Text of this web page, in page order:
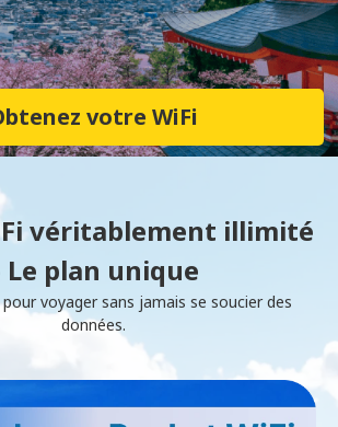
votre WiFi
véritablement illimité
Le plan unique
voyager sans jamais se soucier des
données.